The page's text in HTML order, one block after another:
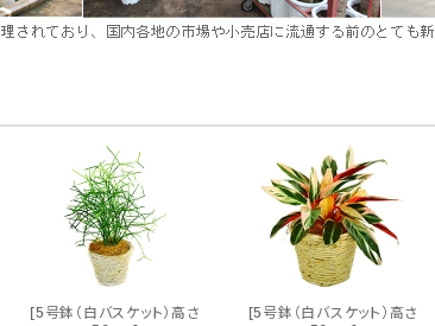
[5号鉢（白バスケット）高さ
[5号鉢（白バスケット）高さ